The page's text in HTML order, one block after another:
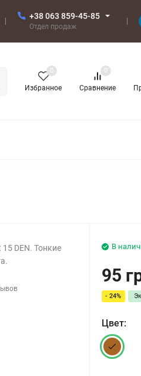
+38 063 859-45-85
Отдел продаж
Избранное
0
Сравнение
0
DEN. Тонкие
В
95
- 24%
Цвет: